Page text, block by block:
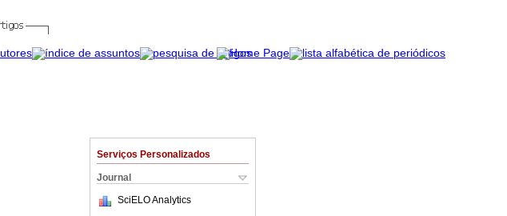
Serviços Personalizados
Journal
SciELO Analytics